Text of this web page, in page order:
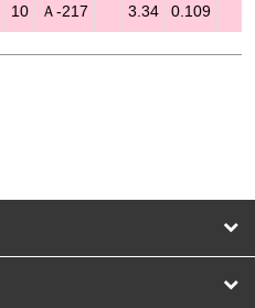
10 Ａ-217 3.34 0.109